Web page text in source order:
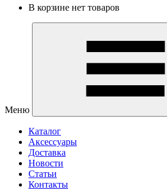
В корзине нет товаров
Меню
Каталог
Аксессуары
Доставка
Новости
Статьи
Контакты